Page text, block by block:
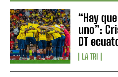
“Hay
uno”:
DT
LA TRI